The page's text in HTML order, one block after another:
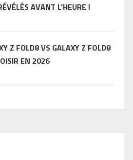
AVANT L’HEURE !
Z FOLD8 VS GALAXY Z FOLD8
EN 2026